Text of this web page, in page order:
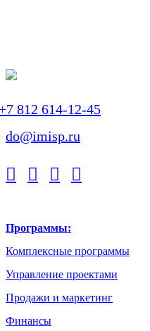
812 614-12-45
do@imisp.ru
Программы:
Комплексные программы
Управление проектами
Продажи и маркетинг
Финансы